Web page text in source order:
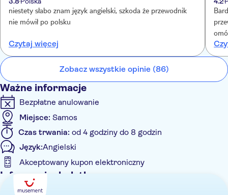
prowadzonych przez artystę Timo. Później spotkasz się z
lokalnym przewodnikiem w prawosławnym klasztorze i udasz
się do świątyni Hery, jednej z największych świątyń w
Malownicza wioska Pythagorio będzie doskonałym miejscem na
przerwę po zwiedzaniu. Będziesz mieć trochę wolnego czasu,
aby zjeść lunch, a następnie zakończyć dzień wizytą w pobliskiej
wytwórni wina na degustację lokalnie produkowanego trunku.
niestety słabo znam język angielski, szkoda że przewodnik
nie mówił po polsku
Czytaj więcej
Zobacz wszystkie opinie (86)
Ważne informacje
Bezpłatne anulowanie
Miejsce: Samos
Czas trwania: od 4 godziny do 8 godzin
Język:Angielski
Akceptowany kupon elektroniczny
Informacje dodatkowe
Wycieczka z przewodnikiem